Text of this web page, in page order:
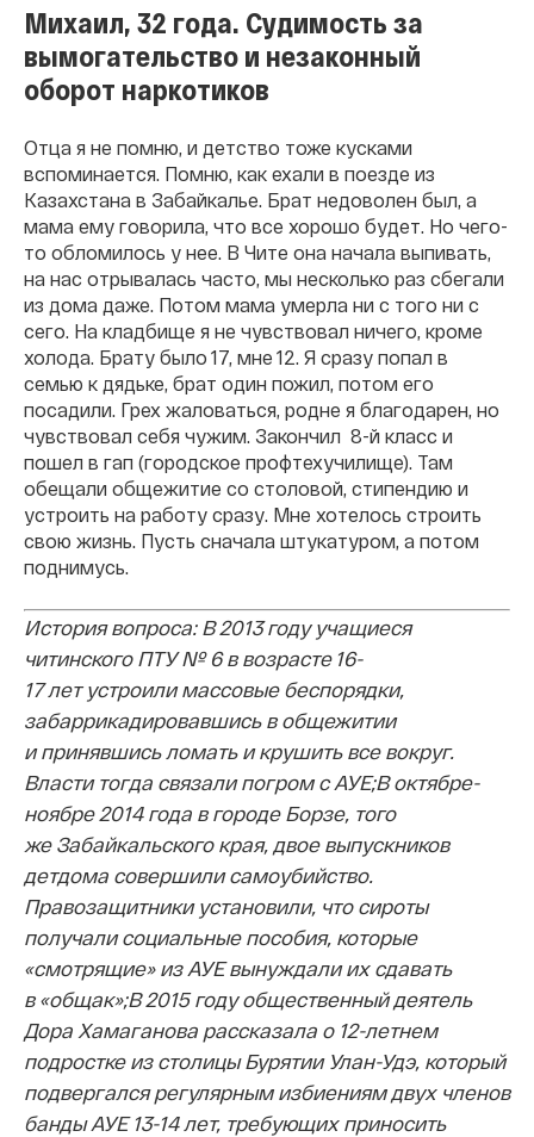
Михаил, 32 года. Судимость за
вымогательство и незаконный
оборот наркотиков
Отца я не помню, и детство тоже кусками
вспоминается. Помню, как ехали в поезде из
Казахстана в Забайкалье. Брат недоволен был, а
мама ему говорила, что все хорошо будет. Но чего-
то обломилось у нее. В Чите она начала выпивать,
на нас отрывалась часто, мы несколько раз сбегали
из дома даже. Потом мама умерла ни с того ни с
сего. На кладбище я не чувствовал ничего, кроме
холода. Брату было 17, мне 12. Я сразу попал в
семью к дядьке, брат один пожил, потом его
посадили. Грех жаловаться, родне я благодарен, но
чувствовал себя чужим. Закончил 8-й класс и
пошел в гап (городское профтехучилище). Там
обещали общежитие со столовой, стипендию и
устроить на работу сразу. Мне хотелось строить
свою жизнь. Пусть сначала штукатуром, а потом
поднимусь.
История вопроса: В 2013 году учащиеся
читинского ПТУ № 6 в возрасте 16-
17 лет устроили массовые беспорядки,
забаррикадировавшись в общежитии
и принявшись ломать и крушить все вокруг.
Власти тогда связали погром с АУЕ;В октябре-
ноябре 2014 года в городе Борзе, того
же Забайкальского края, двое выпускников
детдома совершили самоубийство.
Правозащитники установили, что сироты
получали социальные пособия, которые
«смотрящие» из АУЕ вынуждали их сдавать
в «общак»;В 2015 году общественный деятель
Дора Хамаганова рассказала о 12-летнем
подростке из столицы Бурятии Улан-Удэ, который
подвергался регулярным избиениям двух членов
банды АУЕ 13-14 лет, требующих приносить